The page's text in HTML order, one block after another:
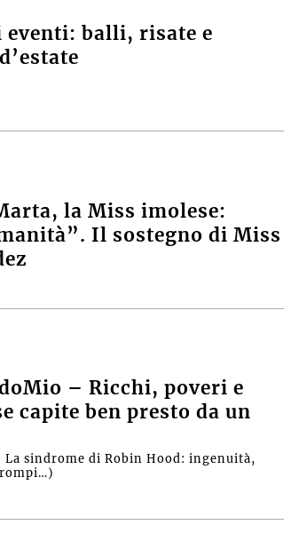
balli, risate e
la Miss imolese:
Il sostegno di Miss
– Ricchi, poveri e
capite ben presto da un
sindrome di Robin Hood: ingenuità,